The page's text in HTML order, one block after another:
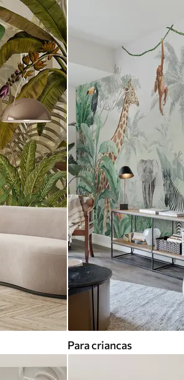
Para criancas